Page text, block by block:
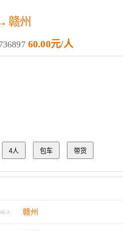
赣州
60.00元/人
4人 包车 带货
元/人 赣州